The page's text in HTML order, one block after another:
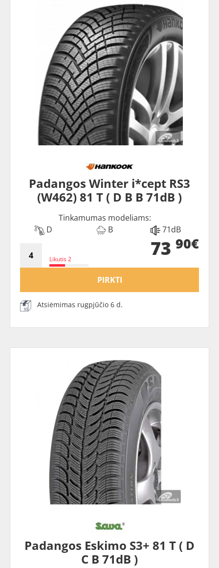
Padangos Winter i*cept RS3
(W462) 81 T ( D B B 71dB )
Tinkamumas modeliams:
D
B 71dB
Likutis 2 73 90€
PIRKTI
Atsiėmimas rugpjūčio 6 d.
Padangos Eskimo S3+ 81 T ( D
C B 71dB )